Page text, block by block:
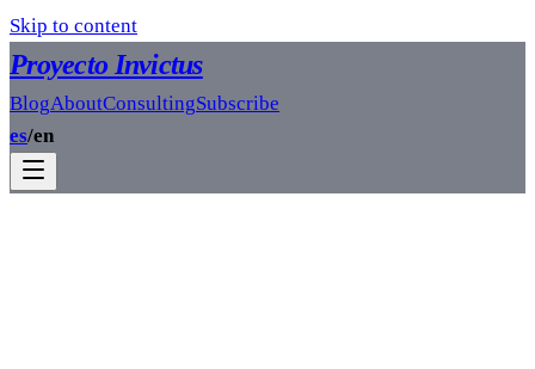
Skip to content
Proyecto Invictus
BlogAboutConsultingSubscribe
es/en